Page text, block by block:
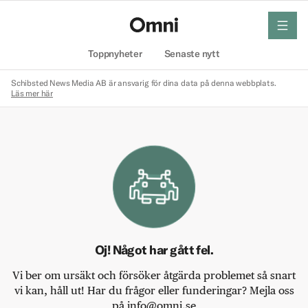
Toppnyheter Senaste nytt
meny
Schibsted News Media AB är ansvarig för dina data på denna webbplats.
Läs mer här
Oj! Något har gått fel.
Vi ber om ursäkt och försöker åtgärda problemet så snart
vi kan, håll ut! Har du frågor eller funderingar? Mejla oss